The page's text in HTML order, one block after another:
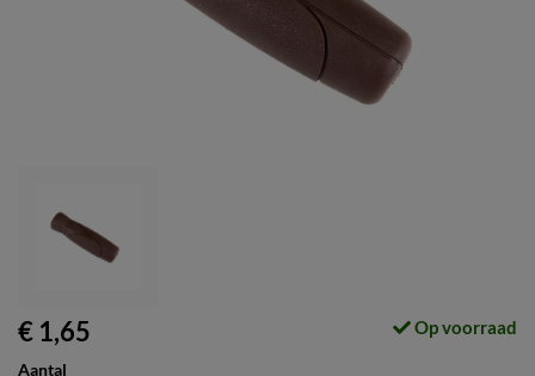
€ 1,65 Op voorraad
Aantal